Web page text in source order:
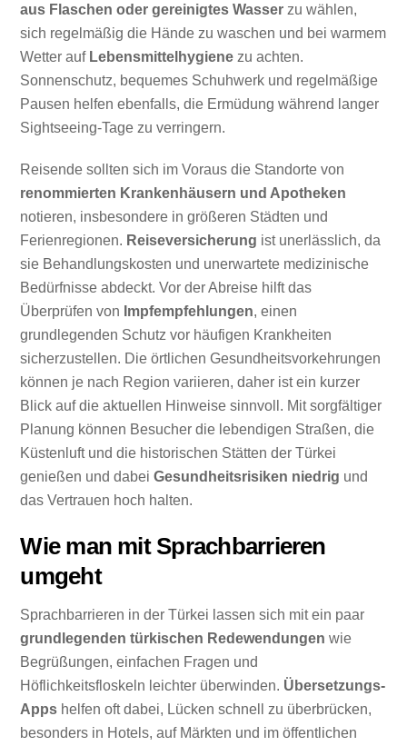
aus Flaschen oder gereinigtes Wasser zu wählen,
sich regelmäßig die Hände zu waschen und bei warmem
Wetter auf Lebensmittelhygiene zu achten.
Sonnenschutz, bequemes Schuhwerk und regelmäßige
Pausen helfen ebenfalls, die Ermüdung während langer
Sightseeing-Tage zu verringern.
Reisende sollten sich im Voraus die Standorte von
renommierten Krankenhäusern und Apotheken
notieren, insbesondere in größeren Städten und
Ferienregionen. Reiseversicherung ist unerlässlich, da
sie Behandlungskosten und unerwartete medizinische
Bedürfnisse abdeckt. Vor der Abreise hilft das
Überprüfen von Impfempfehlungen, einen
grundlegenden Schutz vor häufigen Krankheiten
sicherzustellen. Die örtlichen Gesundheitsvorkehrungen
können je nach Region variieren, daher ist ein kurzer
Blick auf die aktuellen Hinweise sinnvoll. Mit sorgfältiger
Planung können Besucher die lebendigen Straßen, die
Küstenluft und die historischen Stätten der Türkei
genießen und dabeiGesundheitsrisiken niedrig und
das Vertrauen hoch halten.
Wie man mit Sprachbarrieren
umgeht
Sprachbarrieren in der Türkei lassen sich mit ein paar
grundlegenden türkischen Redewendungen wie
Begrüßungen, einfachen Fragen und
Höflichkeitsfloskeln leichter überwinden. Übersetzungs-
Apps helfen oft dabei, Lücken schnell zu überbrücken,
besonders in Hotels, auf Märkten und im öffentlichen